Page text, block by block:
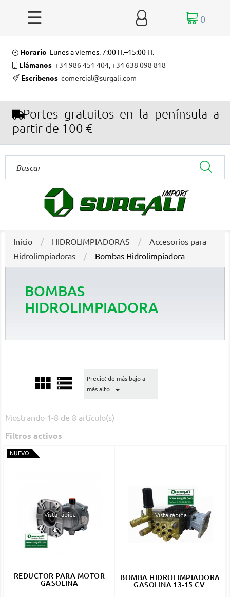
  0
Horario Lunes a viernes. 7:00 H.–15:00 H.
Llámanos +34 986 451 404,+34 638 098 818
Escríbenos comercial@surgali.com
Portes gratuitos en la península a
partir de 100 €
Inicio HIDROLIMPIADORAS
Accesorios para
Hidrolimpiadoras
Bombas Hidrolimpiadora
BOMBAS
HIDROLIMPIADORA
 
Precio: de más bajo a
más alto

Mostrando 1-8 de 8 artículo(s)
Filtros activos
NUEVO
Vista rápida
REDUCTOR PARA MOTOR
GASOLINA
Vista rápida
BOMBA HIDROLIMPIADORA
GASOLINA 13-15 CV.